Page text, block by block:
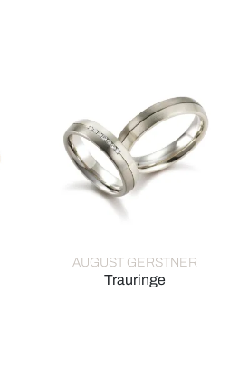
AUGUST GERSTNER
Trauringe